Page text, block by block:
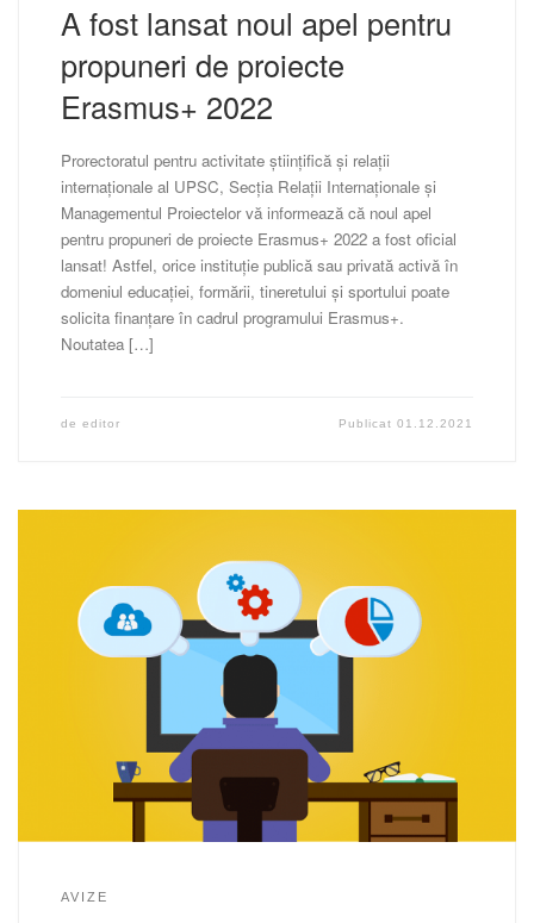
A fost lansat noul apel pentru
propuneri de proiecte
Erasmus+ 2022
Prorectoratul pentru activitate științifică și relații
internaționale al UPSC, Secția Relații Internaționale și
Managementul Proiectelor vă informează că noul apel
pentru propuneri de proiecte Erasmus+ 2022 a fost oficial
lansat! Astfel, orice instituție publică sau privată activă în
domeniul educației, formării, tineretului și sportului poate
solicita finanțare în cadrul programului Erasmus+.
Noutatea […]
de editor Publicat01.12.2021
AVIZE